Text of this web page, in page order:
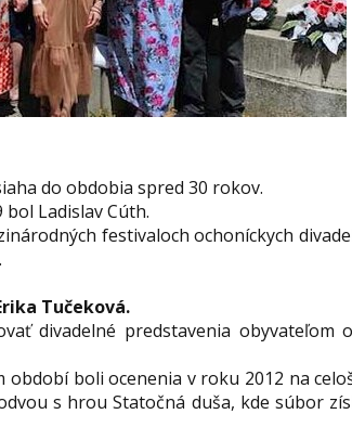
do obdobia spred 30 rokov.
Ladislav Cúth.
festivaloch ochoníckych
Tučeková.
divadelné predstavenia
boli ocenenia v roku 2012 na
s hrou Statočná duša, kde súbor